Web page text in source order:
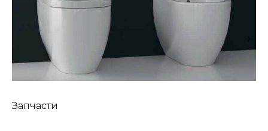
Запчасти